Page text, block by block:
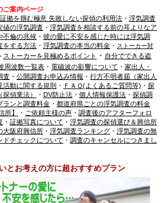
ご案内ページ
拠を掴む極意 失敗しない探偵の利用法・ 浮気調査
値の浮気調査・ 浮気調査を相談する前の耳よりなア
不倫の兆候・ 彼の愛に不安を感じた時には浮気調
をする方法・ 浮気調査の本当の料金・ ストーカー対
ストーカーを見極めるポイント ・ 自分でできる盗
周波数一覧表・ 電磁波の影響について ・ 家出人・
査・ 公開調査お申込み情報 ・ 行方不明者届（家出人
活動に関する規則 ・ ＦＡＱ(よくあるご質問等) ・ 探
偵業法）
・ DV防止法・ 個人情報保護法・ 探偵調
ランと調査料金・ 都道府県ごとの浮気調査の料金
所】 ・ ご依頼主様の声・ 調査後のアフターフォロ
・ 証拠写真について ・ 浮気調査の探偵選び＆興信所
大阪府興信所・ 浮気調査ランキング・ 浮気調査の無
ドチェックについて ・ 調査のキャンセルにつきまし
とお考えの方に超おすすめプラン